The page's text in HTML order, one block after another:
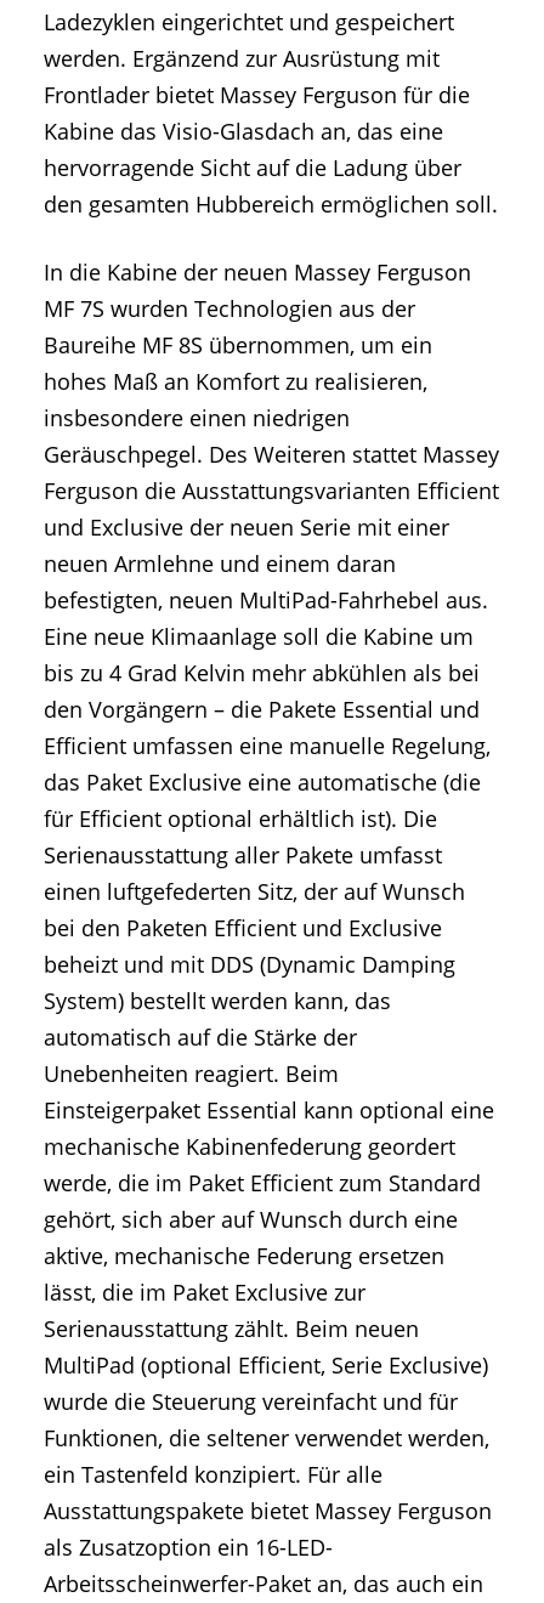
Ladezyklen eingerichtet und gespeichert
werden. Ergänzend zur Ausrüstung mit
Frontlader bietet Massey Ferguson für die
Kabine das Visio-Glasdach an, das eine
hervorragende Sicht auf die Ladung über
den gesamten Hubbereich ermöglichen soll.
In die Kabine der neuen Massey Ferguson
MF 7S wurden Technologien aus der
Baureihe MF 8S übernommen, um ein
hohes Maß an Komfort zu realisieren,
insbesondere einen niedrigen
Geräuschpegel. Des Weiteren stattet Massey
Ferguson die Ausstattungsvarianten Efficient
und Exclusive der neuen Serie mit einer
neuen Armlehne und einem daran
befestigten, neuen MultiPad-Fahrhebel aus.
Eine neue Klimaanlage soll die Kabine um
bis zu 4 Grad Kelvin mehr abkühlen als bei
den Vorgängern – die Pakete Essential und
Efficient umfassen eine manuelle Regelung,
das Paket Exclusive eine automatische (die
für Efficient optional erhältlich ist). Die
Serienausstattung aller Pakete umfasst
einen luftgefederten Sitz, der auf Wunsch
bei den Paketen Efficient und Exclusive
beheizt und mit DDS (Dynamic Damping
System) bestellt werden kann, das
automatisch auf die Stärke der
Unebenheiten reagiert. Beim
Einsteigerpaket Essential kann optional eine
mechanische Kabinenfederung geordert
werde, die im Paket Efficient zum Standard
gehört, sich aber auf Wunsch durch eine
aktive, mechanische Federung ersetzen
lässt, die im Paket Exclusive zur
Serienausstattung zählt. Beim neuen
MultiPad (optional Efficient, Serie Exclusive)
wurde die Steuerung vereinfacht und für
Funktionen, die seltener verwendet werden,
ein Tastenfeld konzipiert. Für alle
Ausstattungspakete bietet Massey Ferguson
als Zusatzoption ein 16-LED-
Arbeitsscheinwerfer-Paket an, das auch ein